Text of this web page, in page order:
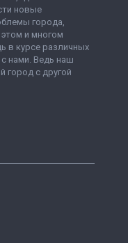
новые
города,
и многом
в курсе различных
нами. Ведь наш
город с другой